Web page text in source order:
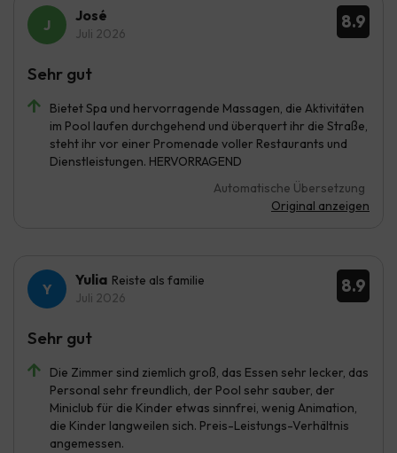
8.9
José
Juli 2026
Bietet Spa und hervorragende Massagen, die Aktivitäten
im Pool laufen durchgehend und überquert ihr die Straße,
steht ihr vor einer Promenade voller Restaurants und
Dienstleistungen. HERVORRAGEND
Automatische Übersetzung
Original anzeigen
Sehr gut
8.9
Yulia Reiste als familie
Juli 2026
Die Zimmer sind ziemlich groß, das Essen sehr lecker, das
Personal sehr freundlich, der Pool sehr sauber, der
Miniclub für die Kinder etwas sinnfrei, wenig Animation,
die Kinder langweilen sich. Preis-Leistungs-Verhältnis
angemessen.
Sehr gut